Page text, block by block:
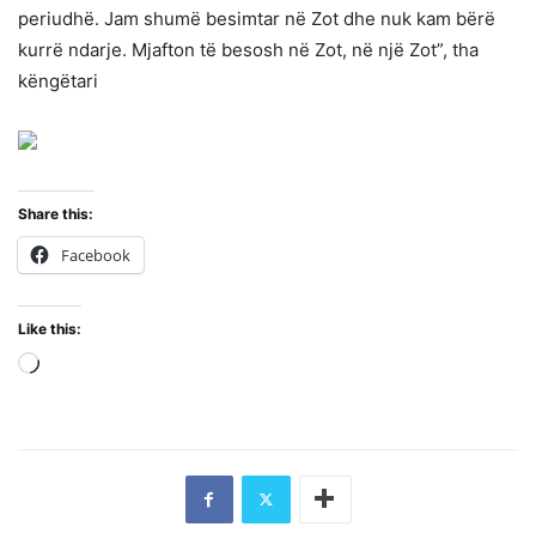
periudhë. Jam shumë besimtar në Zot dhe nuk kam bërë
kurrë ndarje. Mjafton të besosh në Zot, në një Zot”, tha
këngëtari
Share this:
Facebook
Like this: